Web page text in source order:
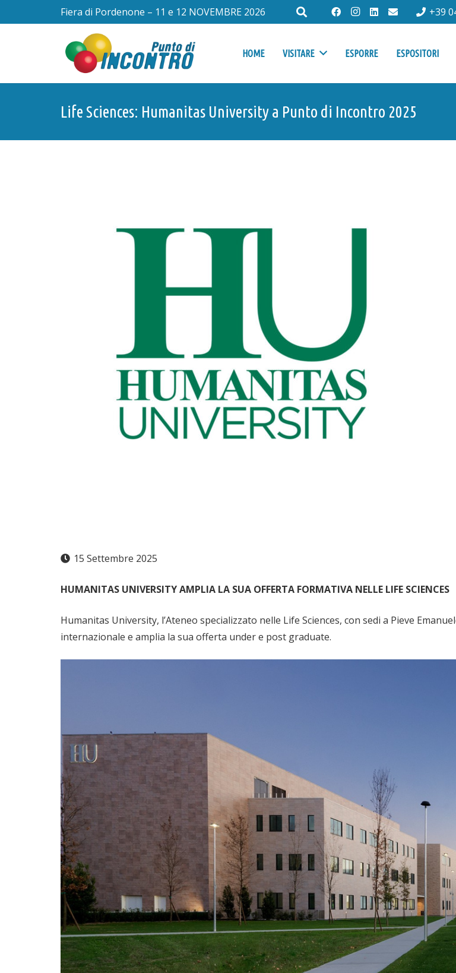
Fiera di Pordenone – 11 e 12 NOVEMBRE 2026 +39
HOME VISITARE ESPORRE ESPOSITORI
Life Sciences: Humanitas University a Punto di Incontro 2025
15 Settembre 2025
HUMANITAS UNIVERSITY AMPLIA LA SUA OFFERTA FORMATIVA NELLE LIFE SCIENCES
Humanitas University, l’Ateneo specializzato nelle Life Sciences, con sedi a Pieve
internazionale e amplia la sua offerta under e post graduate.